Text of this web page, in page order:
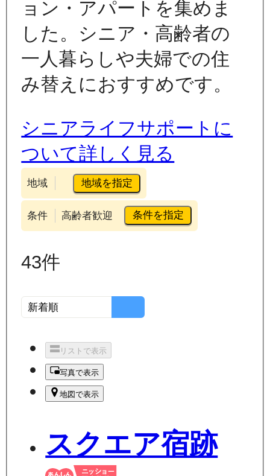
ョン・アパートを集めま
した。シニア・高齢者の
一人暮らしや夫婦での住
み替えにおすすめです。
シニアライフサポートに
ついて詳しく見る
地域 地域を指定
条件 高齢者歓迎 条件を指定
43件
リストで表示
写真で表示
地図で表示
スクエア宿跡